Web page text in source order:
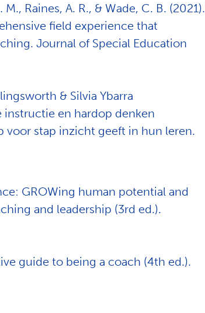
Raines, A. R., & Wade, C. B. (2021).
field experience that
Journal of Special Education
& Silvia Ybarra
instructie en hardop denken
voor stap inzicht geeft in hun leren.
GROWing human potential and
and leadership (3rd ed.).
guide to being a coach (4th ed.).